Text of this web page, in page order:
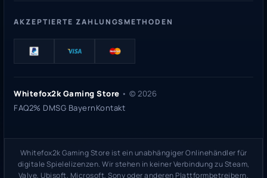
AKZEPTIERTE ZAHLUNGSMETHODEN
Whitefox2k Gaming Store • © 2026
FAQ2% DMSG BayernKontakt
Whitefox2k Gaming Store ist ein unabhängiger Onlinehändler für
digitale Spielelizenzen. Wir stehen in keiner Verbindung zu Steam,
Valve, Ubisoft, Microsoft, Sony oder anderen Plattformbetreibern.